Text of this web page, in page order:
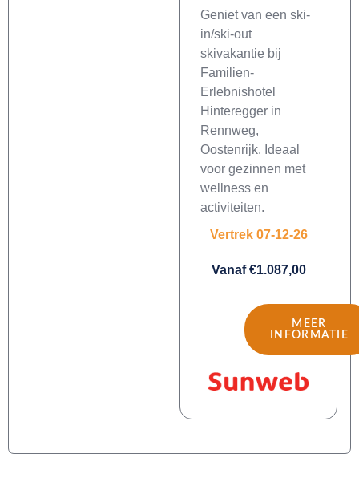
Geniet van een ski-
in/ski-out
skivakantie bij
Familien-
Erlebnishotel
Hinteregger in
Rennweg,
Oostenrijk. Ideaal
voor gezinnen met
wellness en
activiteiten.
Vertrek 07-12-26
Vanaf €1.087,00
MEER
INFORMATIE